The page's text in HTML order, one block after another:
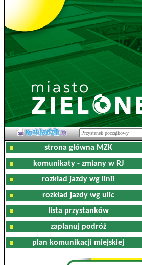
strona główna MZK
komunikaty - zmiany w RJ
rozkład jazdy wg linii
rozkład jazdy wg ulic
lista przystanków
zaplanuj podróż
plan komunikacji miejskiej